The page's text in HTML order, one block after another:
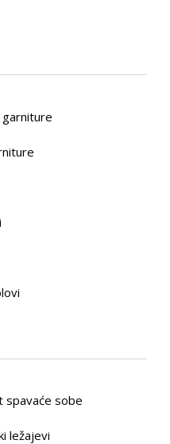
spavaće sobe
ležajevi